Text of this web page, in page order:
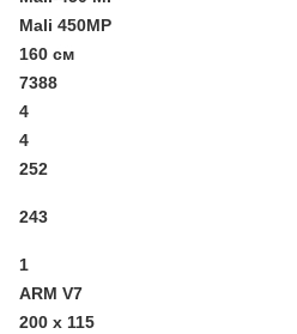
Mali 450MP
160 см
7388
4
4
252
243
1
ARM V7
200 х 115